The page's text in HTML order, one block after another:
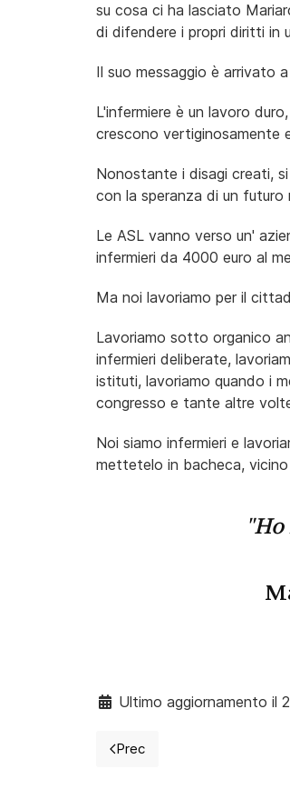
su cosa ci ha lasciato
di difendere i propri diritti in
Il suo messaggio è arrivato
L'infermiere è un lavoro
crescono vertiginosamente
Nonostante i disagi creati,
con la speranza di un futuro
Le ASL vanno verso un'
infermieri da 4000 euro al
Ma noi lavoriamo per il
Lavoriamo sotto organico
infermieri deliberate,
istituti, lavoriamo quando i
congresso e tante altre
Noi siamo infermieri e
mettetelo in bacheca,
Ultimo aggiornamento il
Articolo precedente:
Prec